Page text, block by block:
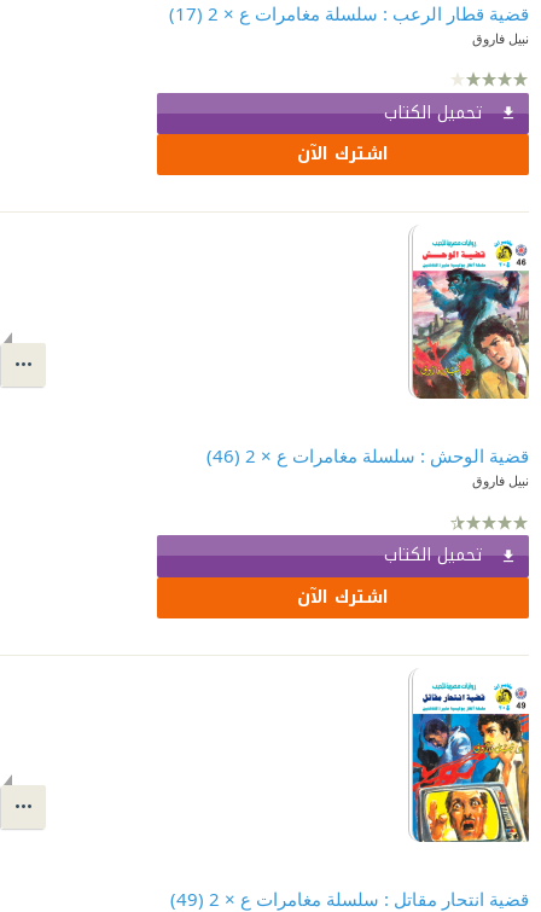
قضية قطار الرعب : سلسلة مغامرات ع × 2 (17)
نبيل فاروق
تحميل الكتاب
اشترك الآن
قضية الوحش : سلسلة مغامرات ع × 2 (46)
نبيل فاروق
تحميل الكتاب
اشترك الآن
قضية انتحار مقاتل : سلسلة مغامرات ع × 2 (49)